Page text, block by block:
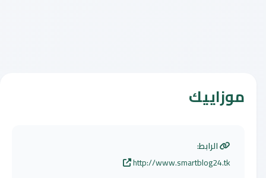
موزاييك
الرابط:
http://www.smartblog24.tk